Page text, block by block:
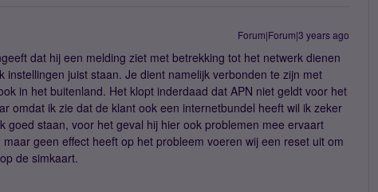
Forum|Forum|3 years ago
dat hij een melding ziet met betrekking tot het netwerk dienen
instellingen juist staan. Je dient namelijk verbonden te zijn met
in het buitenland. Het klopt inderdaad dat APN niet geldt voor het
omdat ik zie dat de klant ook een internetbundel heeft wil ik zeker
goed staan, voor het geval hij hier ook problemen mee ervaart
geen effect heeft op het probleem voeren wij een reset uit om
de simkaart.